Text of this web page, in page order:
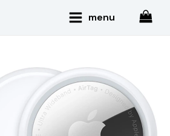
Mainmenu